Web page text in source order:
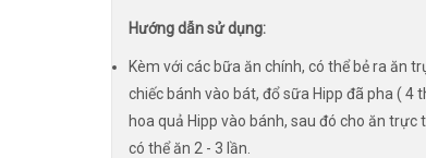
Hướng dẫn sử dụng:
Kèm với các bữa ăn chính, có thể bẻ ra ăn
chiếc bánh vào bát, đổ sữa Hipp đã pha ( 4
hoa quả Hipp vào bánh, sau đó cho ăn
có thể ăn 2 - 3 lần.